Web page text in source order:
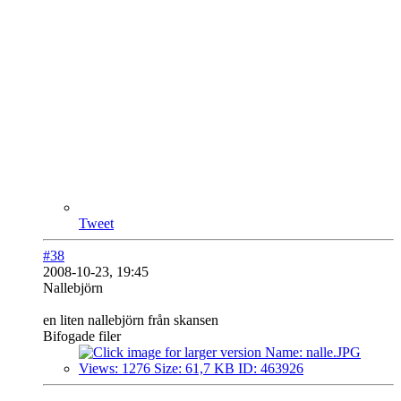
Tweet
#38
2008-10-23, 19:45
Nallebjörn
en liten nallebjörn från skansen
Bifogade filer